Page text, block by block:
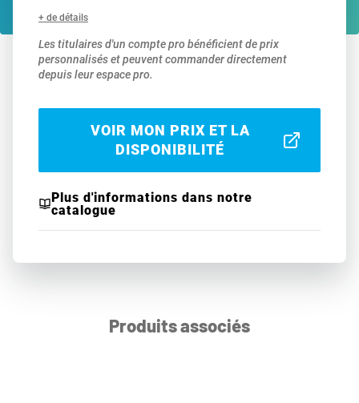
+ de détails
Les titulaires d'un compte pro bénéficient de prix
personnalisés et peuvent commander directement
depuis leur espace pro.
VOIR MON PRIX ET LA
DISPONIBILITÉ
Plus d'informations dans notre
catalogue
Produits associés